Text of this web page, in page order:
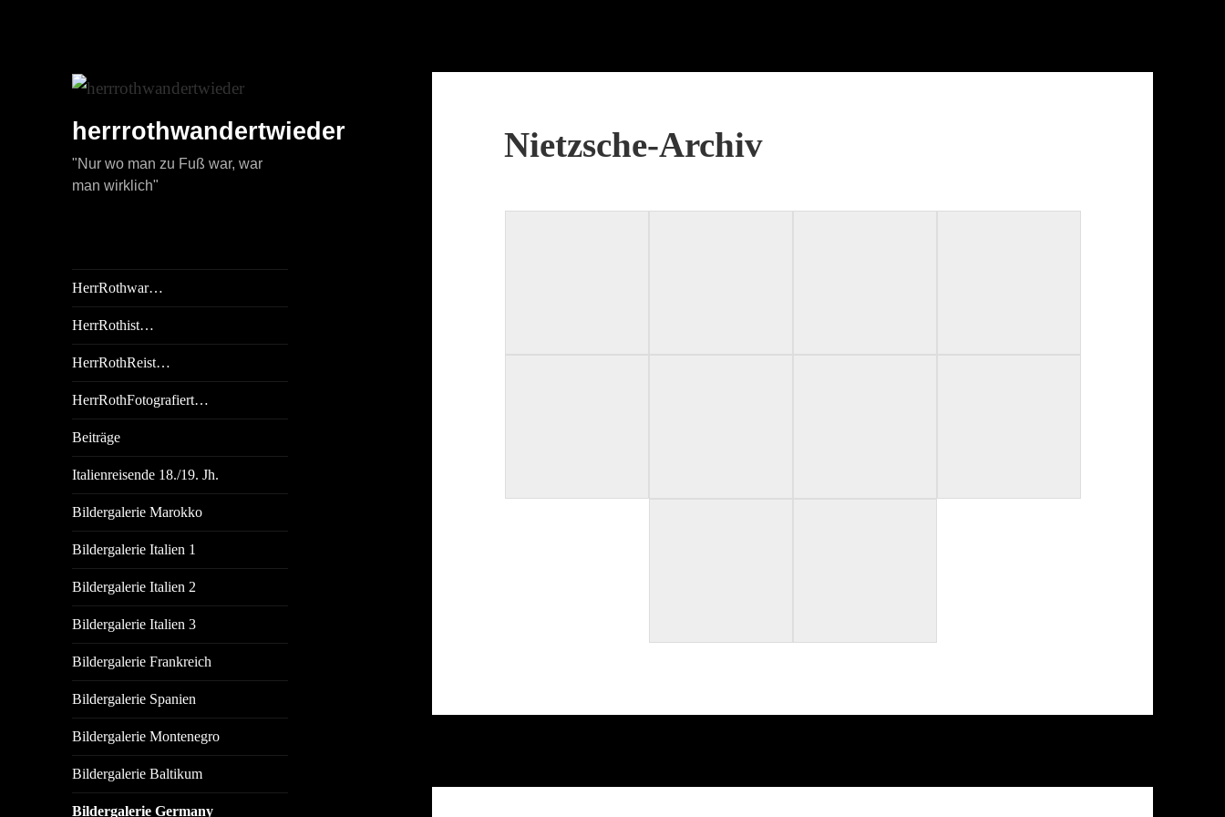
herrrothwandertwieder
"Nur wo man zu Fuß war, war
man wirklich"
HerrRothwar…
HerrRothist…
HerrRothReist…
HerrRothFotografiert…
Beiträge
Italienreisende 18./19. Jh.
Bildergalerie Marokko
Bildergalerie Italien 1
Bildergalerie Italien 2
Bildergalerie Italien 3
Bildergalerie Frankreich
Bildergalerie Spanien
Bildergalerie Montenegro
Bildergalerie Baltikum
Bildergalerie Germany
Nietzsche-​Archiv